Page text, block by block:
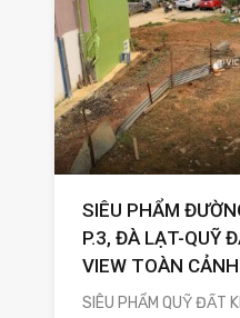
SIÊU PHẨM
P.3, ĐÀ LẠT-QUỸ
VIEW TOÀN
SIÊU PHẨM QUỸ ĐẤT